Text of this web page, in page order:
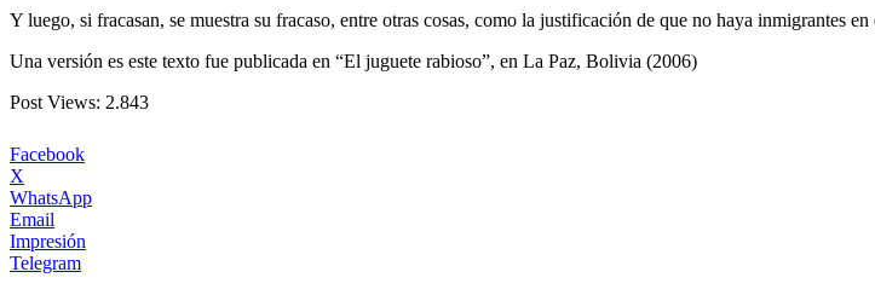
Y luego, si fracasan, se muestra su fracaso, entre otras cosas, como la justificación de que no haya inmigrantes
Una versión es este texto fue publicada en “El juguete rabioso”, en La Paz, Bolivia (2006)
Post Views: 2.843
Facebook
X
WhatsApp
Email
Impresión
Telegram